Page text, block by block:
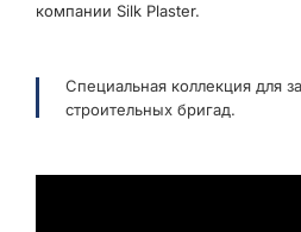
компании Silk Plaster.
Специальная коллекция для
строительных бригад.